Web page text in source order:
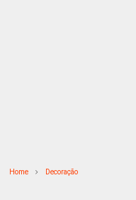
Home Decoração